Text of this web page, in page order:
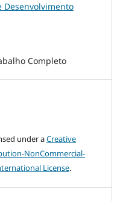
Desenvolvimento
Completo
under aCreative
NonCommercial-
License.